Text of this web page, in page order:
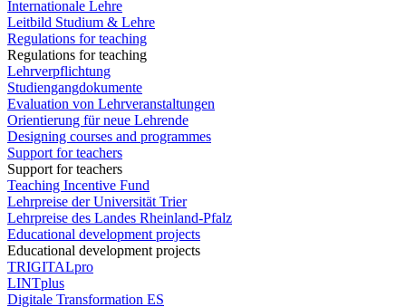
Internationale Lehre
Leitbild Studium & Lehre
Regulations for teaching
Regulations for teaching
Lehrverpflichtung
Studiengangdokumente
Evaluation von Lehrveranstaltungen
Orientierung für neue Lehrende
Designing courses and programmes
Support for teachers
Support for teachers
Teaching Incentive Fund
Lehrpreise der Universität Trier
Lehrpreise des Landes Rheinland-Pfalz
Educational development projects
Educational development projects
TRIGITALpro
LINTplus
Digitale Transformation ES